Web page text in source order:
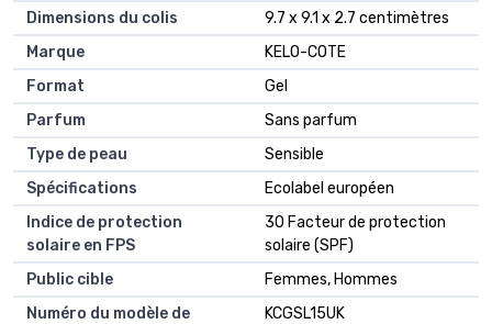
Dimensions du colis
‎9.7 x 9.1 x 2.7 centimètres
Marque
‎KELO-COTE
Format
‎Gel
Parfum
‎Sans parfum
Type de peau
‎Sensible
Spécifications
‎Ecolabel européen
Indice de protection
solaire en FPS
‎30 Facteur de protection
solaire (SPF)
Public cible
‎Femmes, Hommes
Numéro du modèle de
‎KCGSL15UK